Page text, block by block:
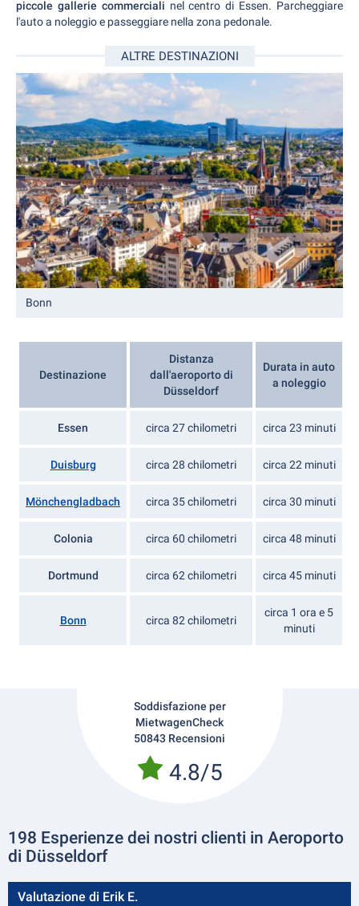
piccole gallerie commerciali nel centro di Essen. Parcheggiare
l'auto a noleggio e passeggiare nella zona pedonale.
ALTRE DESTINAZIONI
Bonn
Destinazione
Distanza
dall'aeroporto di
Düsseldorf
Durata in auto
a noleggio
Essen circa 27 chilometri circa 23 minuti
Duisburg circa 28 chilometri circa 22 minuti
Mönchengladbach circa 35 chilometri circa 30 minuti
Colonia circa 60 chilometri circa 48 minuti
Dortmund circa 62 chilometri circa 45 minuti
Bonn circa 82 chilometri
circa 1 ora e 5
minuti
Soddisfazione per
MietwagenCheck
50843 Recensioni
4.8/5
198 Esperienze dei nostri clienti in Aeroporto
di Düsseldorf
Valutazione di Erik E.